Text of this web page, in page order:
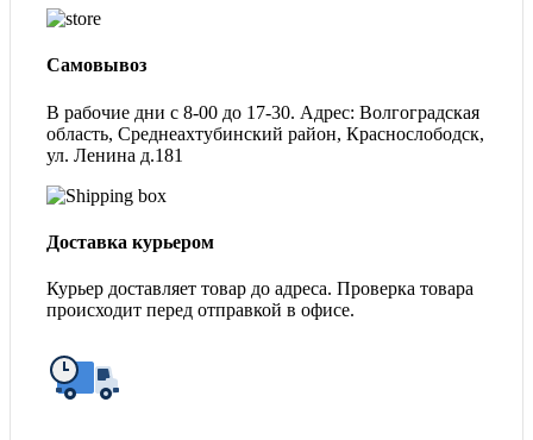
Самовывоз
В рабочие дни с 8-00 до 17-30. Адрес: Волгоградская
область, Среднеахтубинский район, Краснослободск,
ул. Ленина д.181
Доставка курьером
Курьер доставляет товар до адреса. Проверка товара
происходит перед отправкой в офисе.